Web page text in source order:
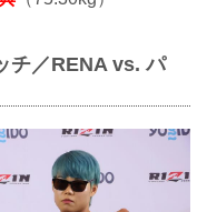
チ／RENA vs. パ